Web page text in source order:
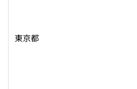
東京都